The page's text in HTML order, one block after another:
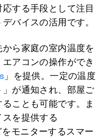
する手段として注目
バイスの活用です。
ら家庭の室内温度を
アコンの操作ができ
」を提供。一定の温度
が通知され、部屋ご
ことも可能です。ま
を提供する
モニターするスマー